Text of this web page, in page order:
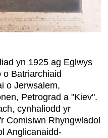
yn 1925 ag Eglwys
o Batriarchiaid
o Jerwsalem,
Petrograd a "Kiev".
cynhaliodd yr
Comisiwn Rhyngwladol
Anglicanaidd-